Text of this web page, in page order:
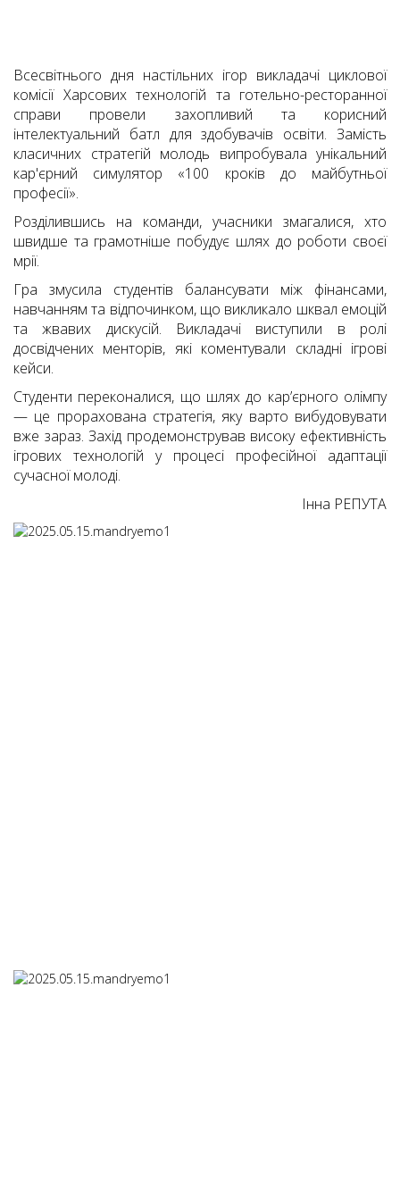
Всесвітнього дня настільних ігор викладачі циклової
комісії Харсових технологій та готельно-ресторанної
справи провели захопливий та корисний
інтелектуальний батл для здобувачів освіти. Замість
класичних стратегій молодь випробувала унікальний
кар'єрний симулятор «100 кроків до майбутньої
професії».
Розділившись на команди, учасники змагалися, хто
швидше та грамотніше побудує шлях до роботи своєї
мрії.
Гра змусила студентів балансувати між фінансами,
навчанням та відпочинком, що викликало шквал емоцій
та жвавих дискусій. Викладачі виступили в ролі
досвідчених менторів, які коментували складні ігрові
кейси.
Студенти переконалися, що шлях до кар’єрного олімпу
— це прорахована стратегія, яку варто вибудовувати
вже зараз. Захід продемонстрував високу ефективність
ігрових технологій у процесі професійної адаптації
сучасної молоді.
Інна РЕПУТА